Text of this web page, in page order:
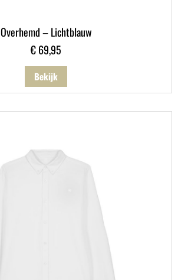
Overhemd – Lichtblauw
€69,95
Bekijk